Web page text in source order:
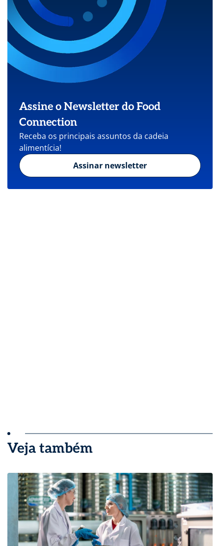
Assine o Newsletter do Food
Connection
Receba os principais assuntos da cadeia
alimentícia!
Assinar newsletter
Veja também